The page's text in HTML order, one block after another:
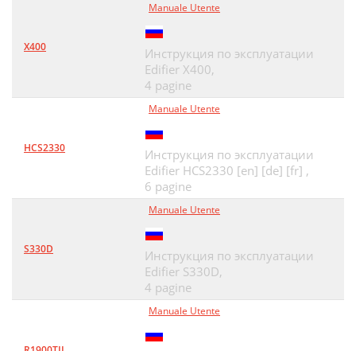
X400
Manuale Utente
Инструкция по эксплуатации
Edifier X400,
4 pagine
HCS2330
Manuale Utente
Инструкция по эксплуатации
Edifier HCS2330 [en] [de] [fr] ,
6 pagine
S330D
Manuale Utente
Инструкция по эксплуатации
Edifier S330D,
4 pagine
Manuale Utente